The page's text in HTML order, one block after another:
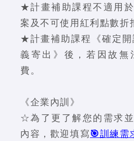
★計畫補助課程不適用
案及不可使用紅利點數折
★計畫補助課程《確定
義寄出》後，若因故無
費。
《企業內訓》
☆為了更了解您的需求
內容，歡迎填寫 🎯訓練需